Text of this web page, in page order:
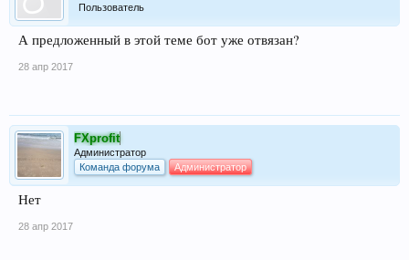
Пользователь
А предложенный в этой теме бот уже отвязан?
28 апр 2017
FXprofit
Администратор
Команда форума
Администратор
Нет
28 апр 2017